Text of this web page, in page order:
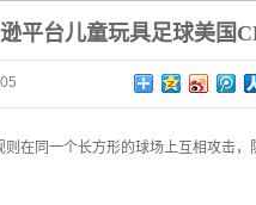
平台儿童玩具足球美国
在同一个长方形的球场上互相攻击